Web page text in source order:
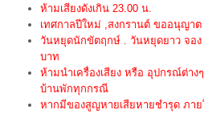
ห้ามเสียงดังเกิน 23.00 น.
เทศกาลปีใหม่ ,สงกรานต์ ขออนุญา
วันหยุดนักขัตฤกษ์ . วันหยุดยาว จอ
บาท
ห้ามนำเครื่องเสียง หรือ อุปกรณ์ต่าง
บ้านพักทุกกรณี
หากมีของสูญหายเสียหายชำรุด ภา